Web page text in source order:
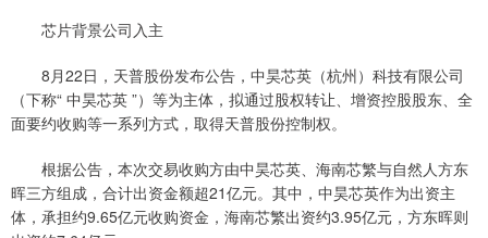
芯片背景公司入主
8月22日，天普股份发布公告，中昊芯英（杭州）科技有限公司
（下称“ 中昊芯英 ”）等为主体，拟通过股权转让、增资控股股东、全
面要约收购等一系列方式，取得天普股份控制权。
根据公告，本次交易收购方由中昊芯英、海南芯繁与自然人方东
晖三方组成，合计出资金额超21亿元。其中，中昊芯英作为出资主
体，承担约9.65亿元收购资金，海南芯繁出资约3.95亿元，方东晖则